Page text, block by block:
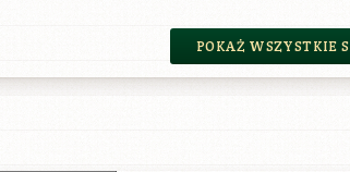
POKAŻ WSZYSTKIE